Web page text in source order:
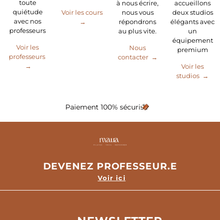
toute
quiétude
avec nos
professeurs
Voir les
professeurs
→
Voir les cours
→
à nous écrire,
nous vous
répondrons
au plus vite.
Nous
contacter →
accueillons
deux studios
élégants avec
un
équipement
premium
Voir les
studios →
Paiement 100% sécurisé
DEVENEZ PROFESSEUR.E
Voir ici